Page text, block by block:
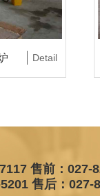
Detail
售前：027-
售后：027-